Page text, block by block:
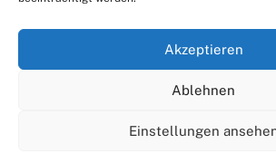
Akzeptieren
Ablehnen
Einstellungen